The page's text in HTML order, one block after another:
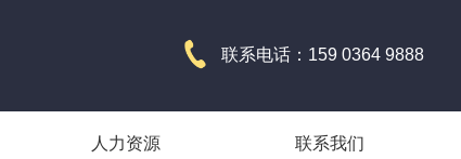
联系电话：159 0364 9888
人力资源 联系我们